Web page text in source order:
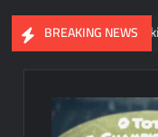
BREAKING NEWS
You Can Now Skip